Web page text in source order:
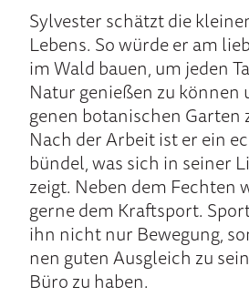
Sylvester schätzt die
Le­bens. So wür­de er am
im Wald bauen, um je­den
Na­tur genie­ßen zu
genen bo­tani­schen Gar­ten
Nach der Ar­beit ist er ein
bün­del, was sich in seiner
zeigt. Neben dem Fech­ten
gerne dem Kraft­sport.
ihn nicht nur Be­we­gung,
nen gu­ten Aus­gleich zu
Bü­ro zu ha­ben.